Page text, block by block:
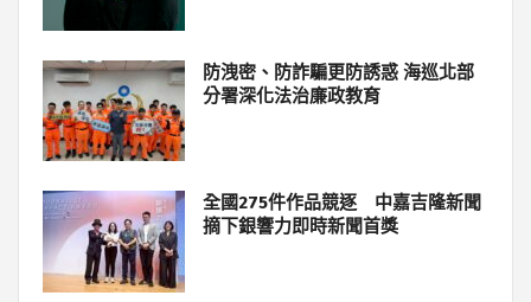
防洩密、防詐騙更防誘惑 海巡北部
分署深化法治廉政教育
全國275件作品競逐 中嘉吉隆新聞
摘下銀響力即時新聞首獎